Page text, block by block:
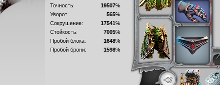
Точность:
19507%
Уворот:
565%
Сокрушение:
17541%
Стойкость:
7005%
Пробой блока:
1648%
Пробой брони:
1598%